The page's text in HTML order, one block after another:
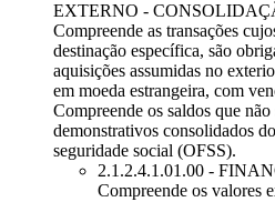
EXTERNO -
Compreende as transações
destinação específica, são
aquisições assumidas no
em moeda estrangeira, com
Compreende os saldos que
demonstrativos consolidados
seguridade social (OFSS).
2.1.2.4.1.01.00 -
Compreende os valores